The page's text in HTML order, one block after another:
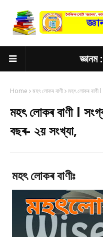
Home মহৎ লোকৰ বাণী মহৎ লোকৰ বাণী l
মহৎ লোকৰ বাণী l
বছৰ- ২য় সংখ্যা,
মহৎ লোকৰ বাণীঃ